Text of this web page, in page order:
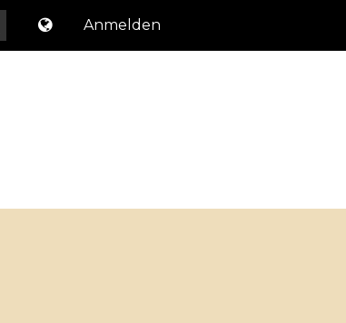
Anmelden